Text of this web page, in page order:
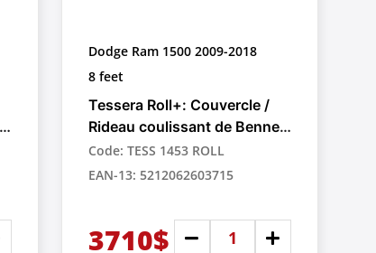
Dodge Ram 1500 2009-2018
8 feet
Tessera Roll+: Couvercle /
Rideau coulissant de Benne
Rétractable Manuel pour
Pick-up
Code: TESS 1453 ROLL
EAN-13: 5212062603715
3710$